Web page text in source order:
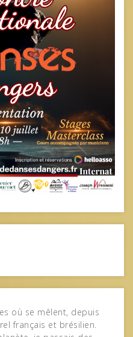
où se mêlent, depuis
français et brésilien.